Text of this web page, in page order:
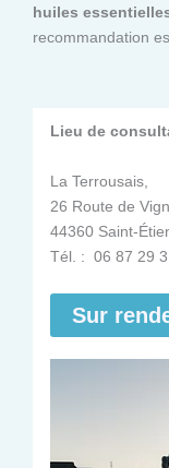
huiles
recommandation
Lieu de
La Terrousais,
26 Route de
44360 Saint-
Tél. : 06 87 29
Sur